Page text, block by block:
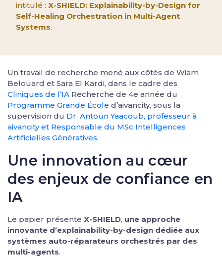
intitulé : X-SHIELD: Explainability-by-Design for
Self-Healing Orchestration in Multi-Agent
Systems.
Un travail de recherche mené aux côtés de Wiam
Belouard et Sara El Kardi, dans le cadre des
Cliniques de l’IA Recherche de 4e année du
Programme Grande École d’aivancity, sous la
supervision du Dr. Antoun Yaacoub, professeur à
aivancity et Responsable du MSc Intelligences
Artificielles Génératives.
Une innovation au cœur
des enjeux de confiance en
IA
Le papier présente X-SHIELD, une approche
innovante d’explainability-by-design dédiée aux
systèmes auto-réparateurs orchestrés par des
multi-agents.